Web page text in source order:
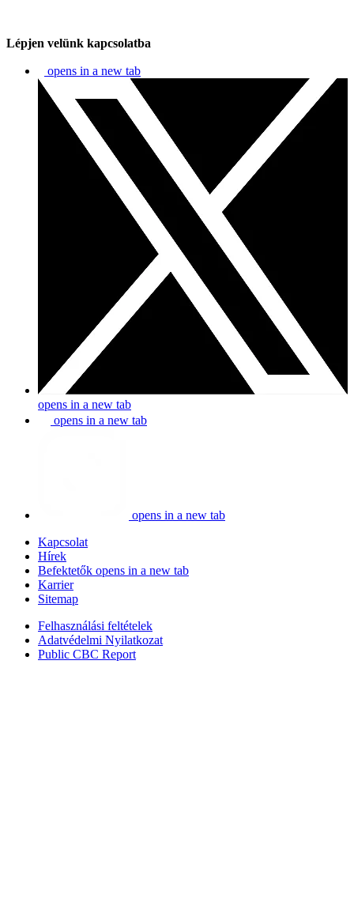
Lépjen velünk kapcsolatba
opens in a new tab
opens in a new tab
opens in a new tab
opens in a new tab
Kapcsolat
Hírek
Befektetők opens in a new tab
Karrier
Sitemap
Felhasználási feltételek
Adatvédelmi Nyilatkozat
Public CBC Report